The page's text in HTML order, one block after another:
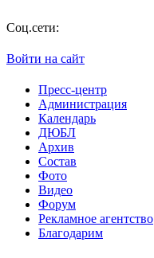
Соц.сети:
Войти на сайт
Пресс-центр
Администрация
Календарь
ДЮБЛ
Архив
Состав
Фото
Видео
Форум
Рекламное агентство
Благодарим